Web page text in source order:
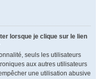
lorsque je clique sur le lien
seuls les utilisateurs
aux autres utilisateurs
une utilisation abusive